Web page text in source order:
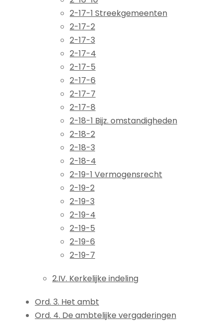
2-17-1 Streekgemeenten
2-17-2
2-17-3
2-17-4
2-17-5
2-17-6
2-17-7
2-17-8
2-18-1 Bijz. omstandigheden
2-18-2
2-18-3
2-18-4
2-19-1 Vermogensrecht
2-19-2
2-19-3
2-19-4
2-19-5
2-19-6
2-19-7
2.IV. Kerkelijke indeling
Ord. 3. Het ambt
Ord. 4. De ambtelijke vergaderingen